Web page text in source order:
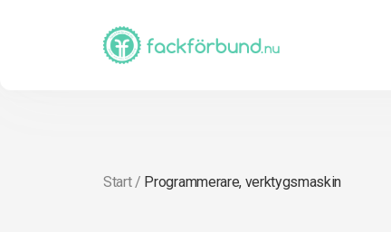
Start/ Programmerare, verktygsmaskin